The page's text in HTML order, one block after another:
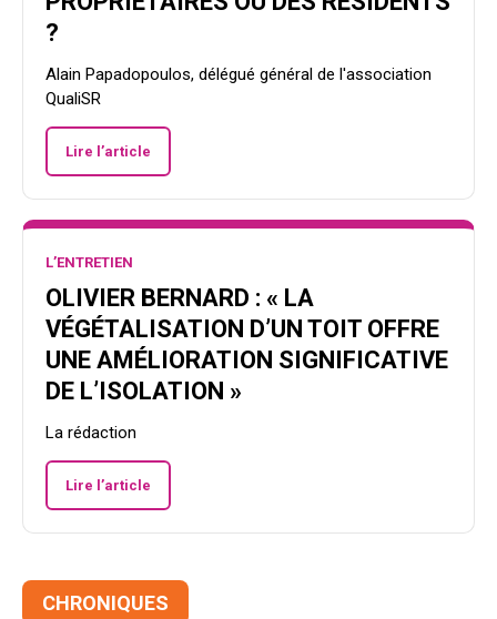
?
Alain Papadopoulos, délégué général de l'association
QualiSR
Lire l’article
L’ENTRETIEN
OLIVIER BERNARD : « LA
VÉGÉTALISATION D’UN TOIT OFFRE
UNE AMÉLIORATION SIGNIFICATIVE
DE L’ISOLATION »
La rédaction
Lire l’article
CHRONIQUES